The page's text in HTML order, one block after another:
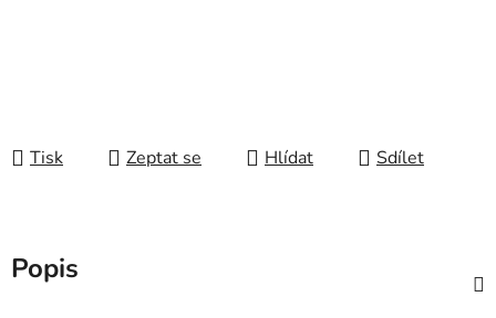
Tisk Zeptat se Hlídat Sdílet
Popis